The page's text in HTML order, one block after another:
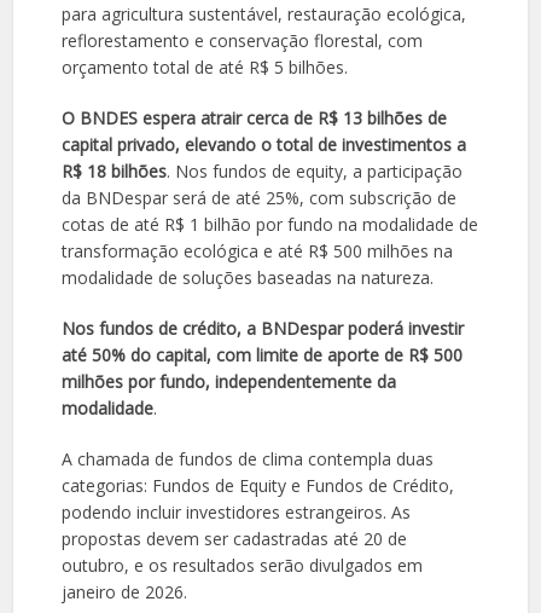
para agricultura sustentável, restauração ecológica,
reflorestamento e conservação florestal, com
orçamento total de até R$ 5 bilhões.
O BNDES espera atrair cerca de R$ 13 bilhões de
capital privado, elevando o total de investimentos a
R$ 18 bilhões. Nos fundos de equity, a participação
da BNDespar será de até 25%, com subscrição de
cotas de até R$ 1 bilhão por fundo na modalidade de
transformação ecológica e até R$ 500 milhões na
modalidade de soluções baseadas na natureza.
Nos fundos de crédito, a BNDespar poderá investir
até 50% do capital, com limite de aporte de R$ 500
milhões por fundo, independentemente da
modalidade.
A chamada de fundos de clima contempla duas
categorias: Fundos de Equity e Fundos de Crédito,
podendo incluir investidores estrangeiros. As
propostas devem ser cadastradas até 20 de
outubro, e os resultados serão divulgados em
janeiro de 2026.